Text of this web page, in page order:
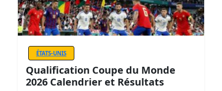
ÉTATS-UNIS
Qualification Coupe du Monde
2026 Calendrier et Résultats